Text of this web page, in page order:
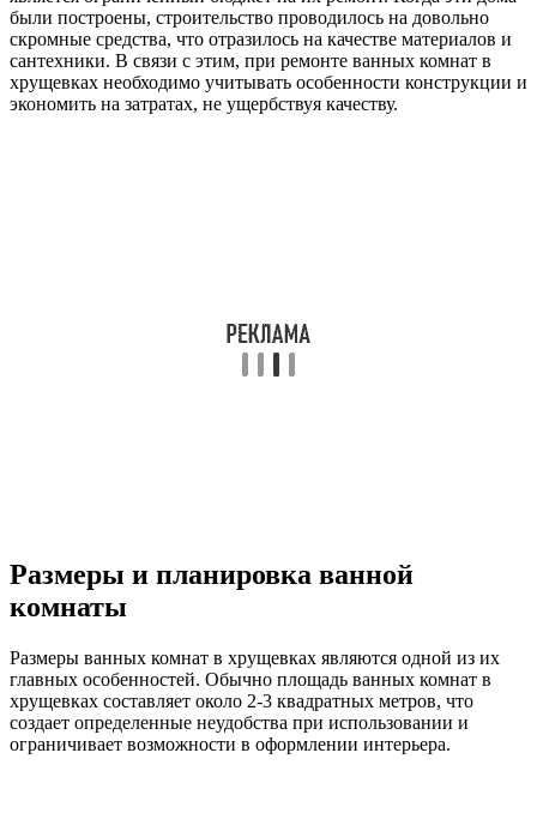
были построены, строительство проводилось на довольно
скромные средства, что отразилось на качестве материалов и
сантехники. В связи с этим, при ремонте ванных комнат в
хрущевках необходимо учитывать особенности конструкции и
экономить на затратах, не ущербствуя качеству.
Размеры и планировка ванной
комнаты
Размеры ванных комнат в хрущевках являются одной из их
главных особенностей. Обычно площадь ванных комнат в
хрущевках составляет около 2-3 квадратных метров, что
создает определенные неудобства при использовании и
ограничивает возможности в оформлении интерьера.